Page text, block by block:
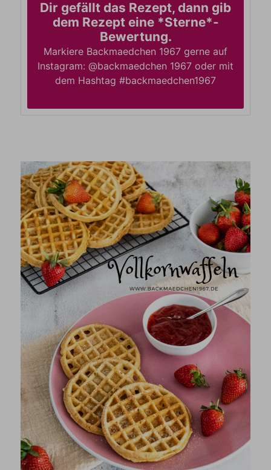
Dir gefällt das Rezept, dann gib
dem Rezept eine *Sterne*-
Bewertung.
Markiere Backmaedchen 1967 gerne auf
Instagram: @backmaedchen 1967 oder mit
dem Hashtag #backmaedchen1967